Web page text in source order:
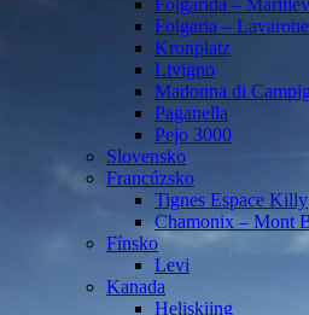
Folgarida –
Folgaria – Lavarone
Kronplatz
Livigno
Madonna di
Paganella
Pejo 3000
Slovensko
Francúzsko
Tignes Espace Killy
Chamonix – Mont
Fínsko
Levi
Kanada
Heliskiing